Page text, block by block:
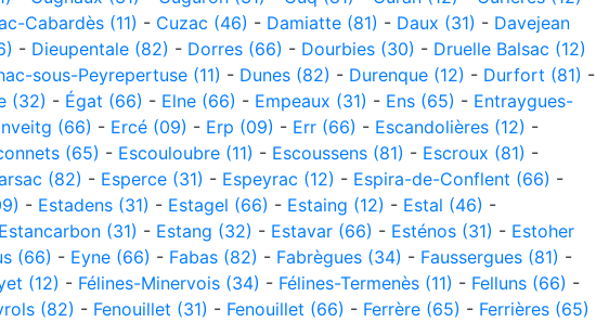
Cabardès (11) - Cuzac (46) - Damiatte (81) - Daux (31) - Davejean
- Dieupentale (82) - Dorres (66) - Dourbies (30) - Druelle Balsac (12)
sous-Peyrepertuse (11) - Dunes (82) - Durenque (12) - Durfort (81) -
(32) - Égat (66) - Elne (66) - Empeaux (31) - Ens (65) - Entraygues-
(66) - Ercé (09) - Erp (09) - Err (66) - Escandolières (12) -
(65) - Escouloubre (11) - Escoussens (81) - Escroux (81) -
(82) - Esperce (31) - Espeyrac (12) - Espira-de-Conflent (66) -
- Estadens (31) - Estagel (66) - Estaing (12) - Estal (46) -
Estancarbon (31) - Estang (32) - Estavar (66) - Esténos (31) - Estoher
(66) - Eyne (66) - Fabas (82) - Fabrègues (34) - Faussergues (81) -
(12) - Félines-Minervois (34) - Félines-Termenès (11) - Felluns (66) -
(82) - Fenouillet (31) - Fenouillet (66) - Ferrère (65) - Ferrières (65)